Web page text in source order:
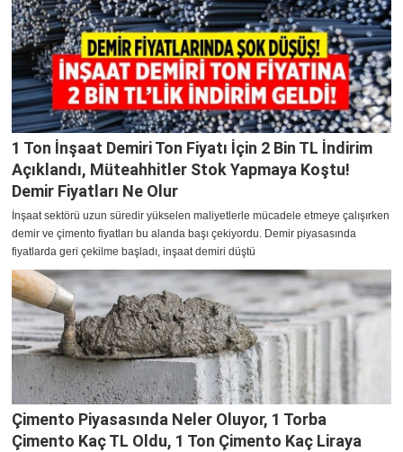
1 Ton İnşaat Demiri Ton Fiyatı İçin 2 Bin TL İndirim
Açıklandı, Müteahhitler Stok Yapmaya Koştu!
Demir Fiyatları Ne Olur
İnşaat sektörü uzun süredir yükselen maliyetlerle mücadele etmeye çalışırken
demir ve çimento fiyatları bu alanda başı çekiyordu. Demir piyasasında
fiyatlarda geri çekilme başladı, inşaat demiri düştü
Çimento Piyasasında Neler Oluyor, 1 Torba
Çimento Kaç TL Oldu, 1 Ton Çimento Kaç Liraya